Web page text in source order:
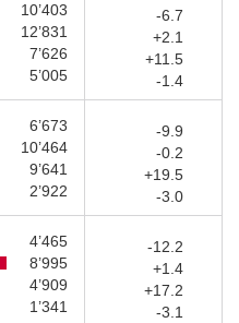
10’403
12’831
7’626
5’005
-6.7
+2.1
+11.5
-1.4
6’673
10’464
9’641
2’922
-9.9
-0.2
+19.5
-3.0
4’465
8’995
4’909
1’341
-12.2
+1.4
+17.2
-3.1